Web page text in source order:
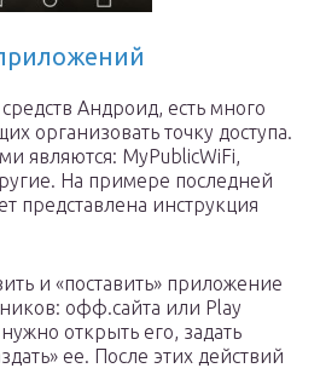
Андроид, есть много
организовать точку доступа.
являются: MyPublicWiFi,
На примере последней
представлена инструкция
и «поставить» приложение
офф.сайта или Play
открыть его, задать
ее. После этих действий